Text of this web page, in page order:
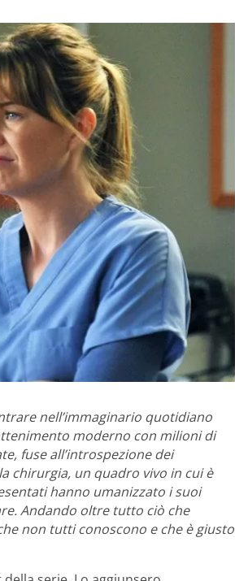
nell’immaginario quotidiano
moderno con milioni di
fuse all’introspezione dei
chirurgia, un quadro vivo in cui è
hanno umanizzato i suoi
Andando oltre tutto ciò che
non tutti conoscono e che è giusto